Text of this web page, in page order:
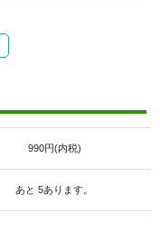
990円(内税)
あと 5あります。